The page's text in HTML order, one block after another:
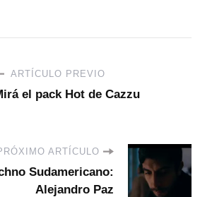
ARTÍCULO PREVIO
el pack Hot de Cazzu
ARTÍCULO
Sudamericano:
Alejandro Paz